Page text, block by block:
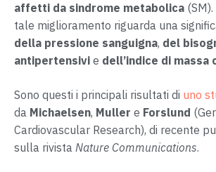
affetti da sindrome metabolica
tale miglioramento riguarda una
della pressione sanguigna, del
antipertensivi e dell’indice di massa
Sono questi i principali risultati di uno
da Michaelsen, Muller e Forslund
Cardiovascular Research), di recente
sulla rivista Nature Communications.